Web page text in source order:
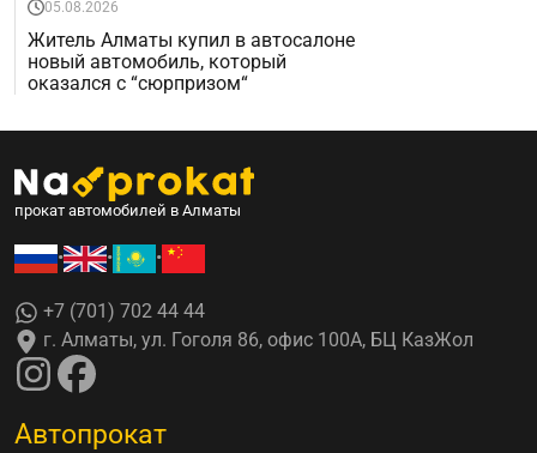
05.08.2026
Житель Алматы купил в автосалоне
новый автомобиль, который
оказался с “сюрпризом“
прокат автомобилей в Алматы
• • •
+7 (701) 702 44 44
г. Алматы, ул. Гоголя 86, офис 100А, БЦ КазЖол
Автопрокат